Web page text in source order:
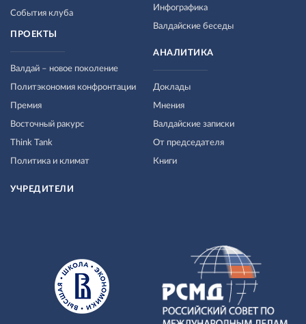
Инфографика
Валдайские беседы
События клуба
ПРОЕКТЫ
Валдай – новое поколение
Политэкономия конфронтации
Премия
Восточный ракурс
Think Tank
Политика и климат
АНАЛИТИКА
Доклады
Мнения
Валдайские записки
От председателя
Книги
УЧРЕДИТЕЛИ